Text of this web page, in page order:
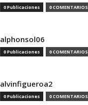
0 Publicaciones 0 COMENTARIOS
alphonsol06
0 Publicaciones 0 COMENTARIOS
alvinfigueroa2
0 Publicaciones 0 COMENTARIOS